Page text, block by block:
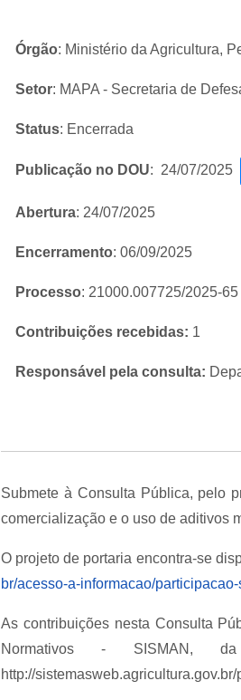
Órgão: Ministério da Agricultura,
Setor: MAPA - Secretaria de
Status: Encerrada
Publicação no DOU: 24/07/2025
Abertura: 24/07/2025
Encerramento: 06/09/2025
Processo: 21000.007725/2025-65
Contribuições recebidas: 1
Responsável pela consulta:
Submete à Consulta Pública, pelo
comercialização e o uso de aditivos
O projeto de portaria encontra-se
br/acesso-a-informacao/
As contribuições nesta Consulta
Normativos - SISMAN,
http://